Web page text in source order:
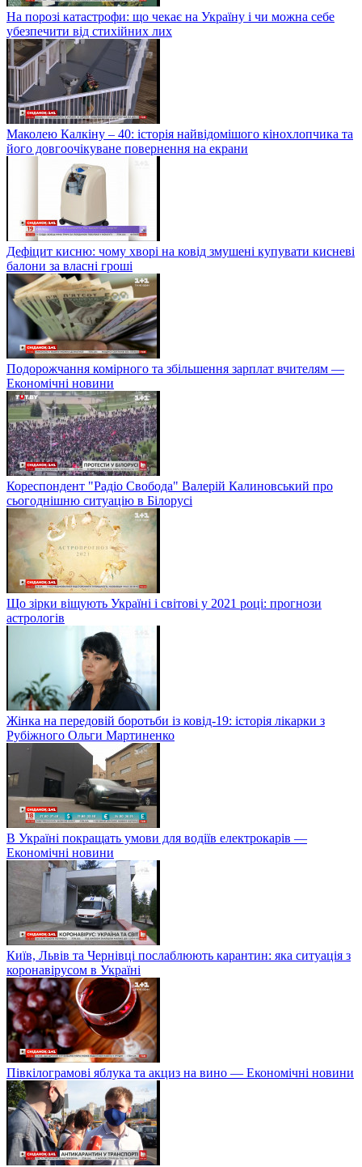
На порозі катастрофи: що чекає на Україну і чи можна себе
убезпечити від стихійних лих
Маколею Калкіну – 40: історія найвідомішого кінохлопчика та
його довгоочікуване повернення на екрани
Дефіцит кисню: чому хворі на ковід змушені купувати кисневі
балони за власні гроші
Подорожчання комірного та збільшення зарплат вчителям —
Економічні новини
Кореспондент "Радіо Свобода" Валерій Калиновський про
сьогоднішню ситуацію в Білорусі
Що зірки віщують Україні і світові у 2021 році: прогнози
астрологів
Жінка на передовій боротьби із ковід-19: історія лікарки з
Рубіжного Ольги Мартиненко
В Україні покращать умови для водіїв електрокарів —
Економічні новини
Київ, Львів та Чернівці послаблюють карантин: яка ситуація з
коронавірусом в Україні
Півкілограмові яблука та акциз на вино — Економічні новини